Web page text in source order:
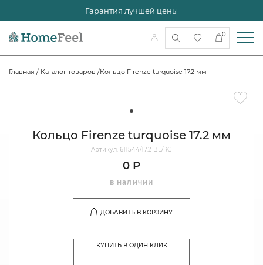
Гарантия лучшей цены
0
Главная / Каталог товаров /Кольцо Firenze turquoise 17.2 мм
Кольцо Firenze turquoise 17.2 мм
Артикул: 611544/17.2 BL/RG
0 Р
в наличии
ДОБАВИТЬ В КОРЗИНУ
КУПИТЬ В ОДИН КЛИК